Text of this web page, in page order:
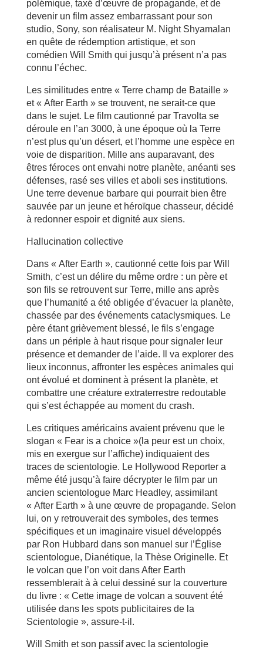
polémique, taxé d’œuvre de propagande, et de
devenir un film assez embarrassant pour son
studio, Sony, son réalisateur M. Night Shyamalan
en quête de rédemption artistique, et son
comédien Will Smith qui jusqu’à présent n’a pas
connu l’échec.
Les similitudes entre « Terre champ de Bataille »
et « After Earth » se trouvent, ne serait-ce que
dans le sujet. Le film cautionné par Travolta se
déroule en l’an 3000, à une époque où la Terre
n’est plus qu’un désert, et l’homme une espèce en
voie de disparition. Mille ans auparavant, des
êtres féroces ont envahi notre planète, anéanti ses
défenses, rasé ses villes et aboli ses institutions.
Une terre devenue barbare qui pourrait bien être
sauvée par un jeune et héroïque chasseur, décidé
à redonner espoir et dignité aux siens.
Hallucination collective
Dans « After Earth », cautionné cette fois par Will
Smith, c’est un délire du même ordre : un père et
son fils se retrouvent sur Terre, mille ans après
que l’humanité a été obligée d’évacuer la planète,
chassée par des événements cataclysmiques. Le
père étant grièvement blessé, le fils s’engage
dans un périple à haut risque pour signaler leur
présence et demander de l’aide. Il va explorer des
lieux inconnus, affronter les espèces animales qui
ont évolué et dominent à présent la planète, et
combattre une créature extraterrestre redoutable
qui s’est échappée au moment du crash.
Les critiques américains avaient prévenu que le
slogan « Fear is a choice »(la peur est un choix,
mis en exergue sur l’affiche) indiquaient des
traces de scientologie. Le Hollywood Reporter a
même été jusqu’à faire décrypter le film par un
ancien scientologue Marc Headley, assimilant
« After Earth » à une œuvre de propagande. Selon
lui, on y retrouverait des symboles, des termes
spécifiques et un imaginaire visuel développés
par Ron Hubbard dans son manuel sur l’Église
scientologue, Dianétique, la Thèse Originelle. Et
le volcan que l’on voit dans After Earth
ressemblerait à à celui dessiné sur la couverture
du livre : « Cette image de volcan a souvent été
utilisée dans les spots publicitaires de la
Scientologie », assure-t-il.
Will Smith et son passif avec la scientologie